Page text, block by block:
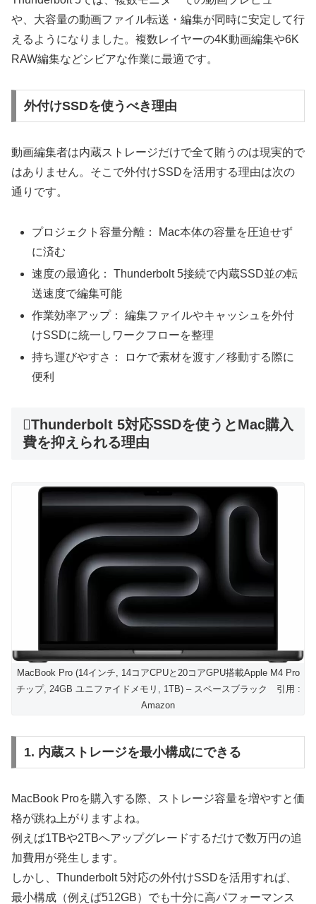
や、大容量の動画ファイル転送・編集が同時に安定して行
えるようになりました。複数レイヤーの4K動画編集や6K
RAW編集などシビアな作業に最適です。
外付けSSDを使うべき理由
動画編集者は内蔵ストレージだけで全て賄うのは現実的で
はありません。そこで外付けSSDを活用する理由は次の
通りです。
プロジェクト容量分離： Mac本体の容量を圧迫せず
に済む
速度の最適化： Thunderbolt 5接続で内蔵SSD並の転
送速度で編集可能
作業効率アップ： 編集ファイルやキャッシュを外付
けSSDに統一しワークフローを整理
持ち運びやすさ： ロケで素材を渡す／移動する際に
便利
Thunderbolt 5対応SSDを使うとMac購入
費を抑えられる理由
MacBook Pro (14インチ, 14コアCPUと20コアGPU搭載Apple M4 Pro
チップ, 24GB ユニファイドメモリ, 1TB) – スペースブラック 引用 :
Amazon
1. 内蔵ストレージを最小構成にできる
MacBook Proを購入する際、ストレージ容量を増やすと価
格が跳ね上がりますよね。
例えば1TBや2TBへアップグレードするだけで数万円の追
加費用が発生します。
しかし、Thunderbolt 5対応の外付けSSDを活用すれば、
最小構成（例えば512GB）でも十分に高パフォーマンス